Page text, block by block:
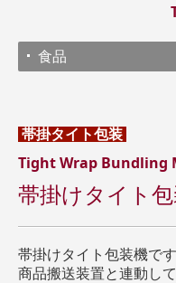
食品
帯掛タイト包装
Tight Wrap Bundling
帯掛けタイト
帯掛けタイト包装機で
商品搬送装置と連動し